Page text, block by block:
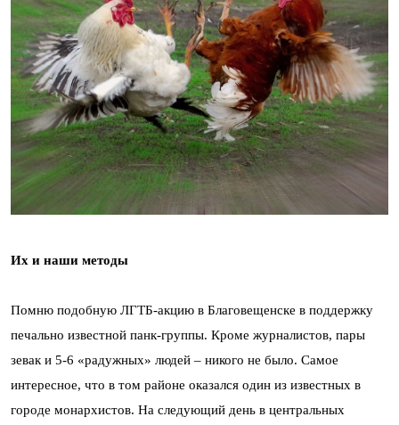
Их и наши методы
Помню подобную ЛГТБ-акцию в Благовещенске в поддержку
печально известной панк-группы. Кроме журналистов, пары
зевак и 5-6 «радужных» людей – никого не было. Самое
интересное, что в том районе оказался один из известных в
городе монархистов. На следующий день в центральных